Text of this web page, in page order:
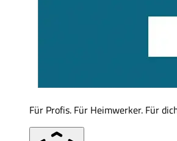
Für Profis. Für Heimwerker. Für